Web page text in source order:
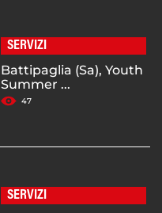
SERVIZI
Battipaglia (Sa), Youth
Summer ...
47
SERVIZI